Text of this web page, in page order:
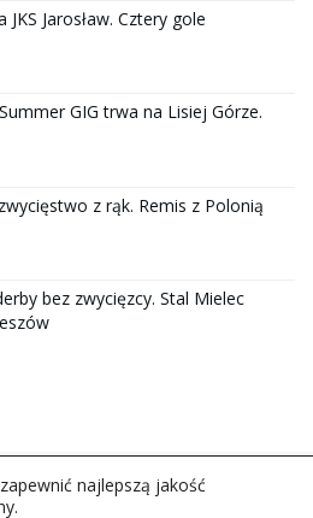
Jarosław. Cztery gole
GIG trwa na Lisiej Górze.
z rąk. Remis z Polonią
bez zwycięzcy. Stal Mielec
najlepszą jakość